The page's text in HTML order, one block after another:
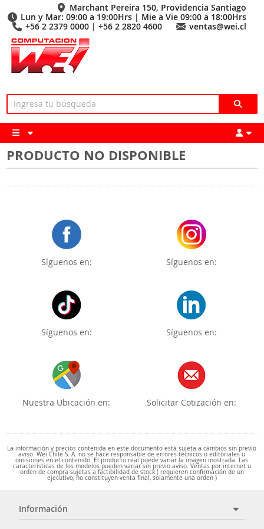
Marchant Pereira 150, Providencia Santiago
Lun y Mar: 09:00 a 19:00Hrs | Mie a Vie 09:00 a 18:00Hrs
+56 2 2379 0000 | +56 2 2820 4600
ventas@wei.cl
PRODUCTO NO DISPONIBLE
Síguenos en: Síguenos en:
Síguenos en: Síguenos en:
Nuestra Ubicación en: Solicitar Cotización en:
La información y precios contenida en este documento está sujeta a cambios sin previo
aviso. Wei Chile S. A. no se hace responsable de errores técnicos o editoriales u
omisiones en el contenido. El producto real puede variar la imagen mostrada. Las
características de los modelos pueden variar sin previo aviso. Ventas por internet u
orden de compra sujetas a factibilidad de stock ( requieren confirmación de un
ejecutivo, no constituyen venta final, solamente una orden )
Información